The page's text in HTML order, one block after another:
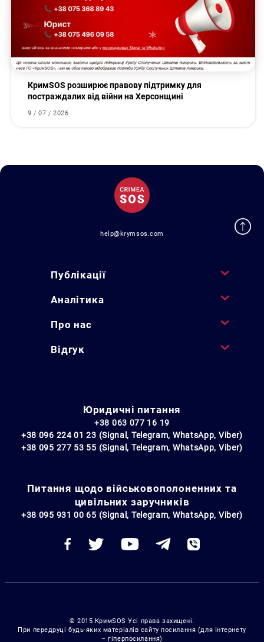
КримSOS розширює правову підтримку для
постраждалих від війни на Херсонщині
9 / 07 / 2026
help@krymsos.com
Публікації
Аналітика
Про нас
Відгук
Юридичні питання
+38 063 077 16 19
+38 096 224 01 23 (Signal, Telegram, WhatsApp, Viber)
+38 095 277 53 55 (Signal, Telegram, WhatsApp, Viber)
Питання щодо військовополоненних та
цивільних заручників
+38 095 931 00 65 (Signal, Telegram, WhatsApp, Viber)
© 2015 КримSOS Усі права захищені.
При передруці будь-яких матеріалів сайту посилання (для Інтернету
– гіперпосилання)